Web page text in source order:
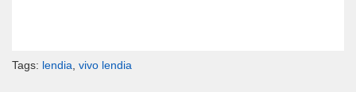
Tags: lendia vivo lendia